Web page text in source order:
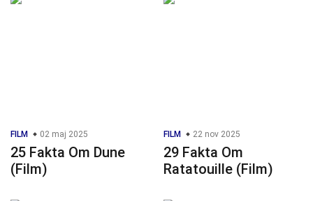
FILM 02 maj 2025
25 Fakta Om Dune
(Film)
FILM 22 nov 2025
29 Fakta Om
Ratatouille (Film)